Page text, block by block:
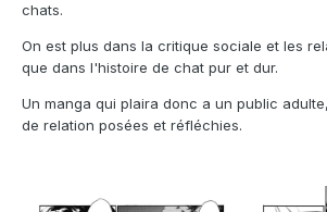
chats.
On est plus dans la critique sociale et les
que dans l'histoire de chat pur et dur.
Un manga qui plaira donc a un public
de relation posées et réfléchies.